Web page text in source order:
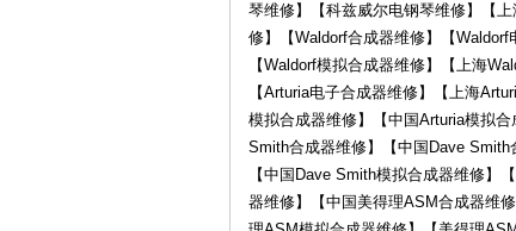
琴维修】【科兹威尔电钢琴维修】【
修】【Waldorf合成器维修】【Waldorf
【Waldorf模拟合成器维修】【上海
【Arturia电子合成器维修】【上海
模拟合成器维修】【中国Arturia模拟
Smith合成器维修】【中国Dave Smith
【中国Dave Smith模拟合成器维修】
器维修】【中国美得理ASM合成器维